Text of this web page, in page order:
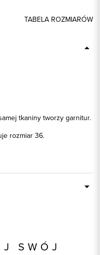
TABELA ROZMIARÓW
tkaniny tworzy garnitur.
rozmiar 36.
Wool, 2% Elastan
SWÓJ